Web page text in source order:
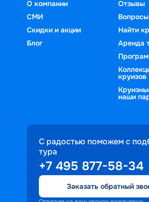
О компании
СМИ
Скидки и акции
Блог
Отзывы
Найти
Аренда
круизов
наши
С радостью поможем с
тура
+7 495 877-58-34
Заказать обратный